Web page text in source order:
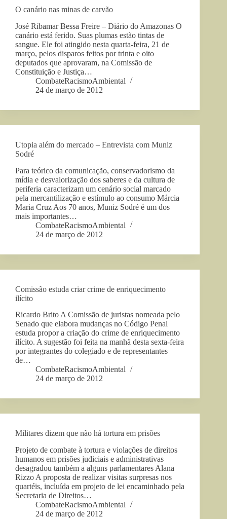
O canário nas minas de carvão
José Ribamar Bessa Freire – Diário do Amazonas O
canário está ferido. Suas plumas estão tintas de
sangue. Ele foi atingido nesta quarta-feira, 21 de
março, pelos disparos feitos por trinta e oito
deputados que aprovaram, na Comissão de
Constituição e Justiça…
CombateRacismoAmbiental
24 de março de 2012
Utopia além do mercado – Entrevista com Muniz
Sodré
Para teórico da comunicação, conservadorismo da
mídia e desvalorização dos saberes e da cultura de
periferia caracterizam um cenário social marcado
pela mercantilização e estímulo ao consumo Márcia
Maria Cruz Aos 70 anos, Muniz Sodré é um dos
mais importantes…
CombateRacismoAmbiental
24 de março de 2012
Comissão estuda criar crime de enriquecimento
ilícito
Ricardo Brito A Comissão de juristas nomeada pelo
Senado que elabora mudanças no Código Penal
estuda propor a criação do crime de enriquecimento
ilícito. A sugestão foi feita na manhã desta sexta-feira
por integrantes do colegiado e de representantes
de…
CombateRacismoAmbiental
24 de março de 2012
Militares dizem que não há tortura em prisões
Projeto de combate à tortura e violações de direitos
humanos em prisões judiciais e administrativas
desagradou também a alguns parlamentares Alana
Rizzo A proposta de realizar visitas surpresas nos
quartéis, incluída em projeto de lei encaminhado pela
Secretaria de Direitos…
CombateRacismoAmbiental
24 de março de 2012